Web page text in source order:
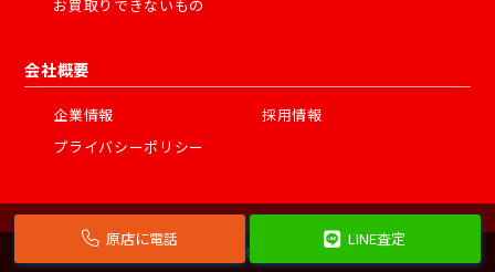
お買取りできないもの
会社概要
企業情報
採用情報
プライバシーポリシー
2026 株式会社フェスタ
原店に電話 LINE査定